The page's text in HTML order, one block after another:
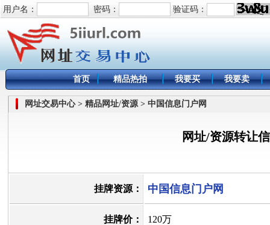
用户名： 密码： 验证码：
首页 精品热拍 我要买 我要卖
网址交易中心 > 精品网址/资源 > 中国信息门户网
网址/资源转让
挂牌资源： 中国信息门户网
挂牌价： 120万